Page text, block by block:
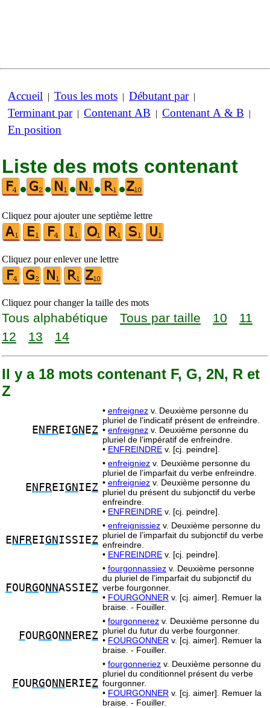
Accueil | Tous les mots | Débutant par|
Terminant par| Contenant AB | Contenant A & B |
En position
Liste des mots contenant
•
• • • •
Cliquez pour ajouter une septième lettre
Cliquez pour enlever une lettre
Cliquez pour changer la taille des mots
Tous alphabétique Tous par taille 10
11
12
13 14
Il y a 18 mots contenant F, G, 2N, R et
Z
E NFREIGN EZ
• enfreignez v. Deuxième personne du
pluriel de l’indicatif présent de enfreindre.
• enfreignez v. Deuxième personne du
pluriel de l’impératif de enfreindre.
• ENFREINDRE v. [cj. peindre].
E NFREIGN IEZ
• enfreigniez v. Deuxième personne du
pluriel de l’imparfait du verbe enfreindre.
• enfreigniez v. Deuxième personne du
pluriel du présent du subjonctif du verbe
enfreindre.
• ENFREINDRE v. [cj. peindre].
E NFREIGN ISSIEZ
• enfreignissiez v. Deuxième personne du
pluriel de l’imparfait du subjonctif du verbe
enfreindre.
• ENFREINDRE v. [cj. peindre].
FOU RGO NNASSIEZ
• fourgonnassiez v. Deuxième personne
du pluriel de l’imparfait du subjonctif du
verbe fourgonner.
• FOURGONNER v. [cj. aimer]. Remuer la
braise. - Fouiller.
FOU RGO NN EREZ
• fourgonnerez v. Deuxième personne du
pluriel du futur du verbe fourgonner.
• FOURGONNER v. [cj. aimer]. Remuer la
braise. - Fouiller.
FOU RGO NN ERIEZ
• fourgonneriez v. Deuxième personne du
pluriel du conditionnel présent du verbe
fourgonner.
• FOURGONNER v. [cj. aimer]. Remuer la
braise. - Fouiller.